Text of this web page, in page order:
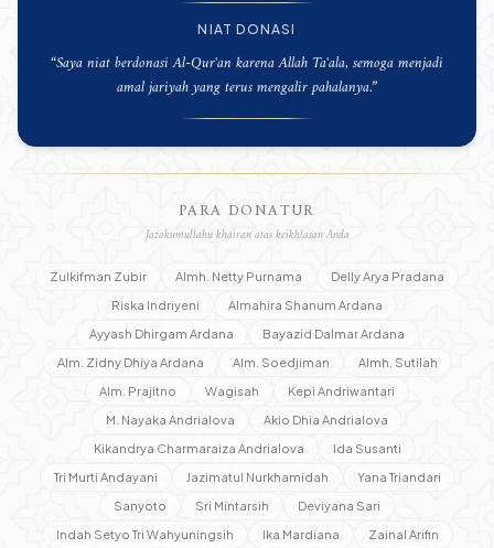
NIAT DONASI
“Saya niat berdonasi Al-Qur'an karena Allah Ta'ala, semoga menjadi
amal jariyah yang terus mengalir pahalanya.”
PARA DONATUR
Jazakumullahu khairan atas keikhlasan Anda
Zulkifman Zubir Almh. Netty Purnama
Delly Arya Pradana
Riska Indriyeni
Almahira Shanum Ardana
Ayyash Dhirgam Ardana
Bayazid Dalmar Ardana
Alm. Zidny Dhiya Ardana
Alm. Soedjiman
Almh. Sutilah
Alm. Prajitno
Wagisah
Kepi Andriwantari
M. Nayaka Andrialova
Akio Dhia Andrialova
Kikandrya Charmaraiza Andrialova
Ida Susanti
Tri Murti Andayani
Jazimatul Nurkhamidah
Yana Triandari
Sanyoto
Sri Mintarsih
Deviyana Sari
Indah Setyo Tri Wahyuningsih
Ika Mardiana
Zainal Arifin